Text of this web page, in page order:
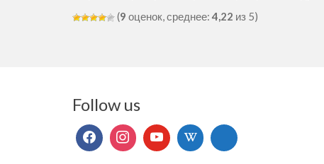
(9 оценок, среднее: 4,22 из 5)
Follow us